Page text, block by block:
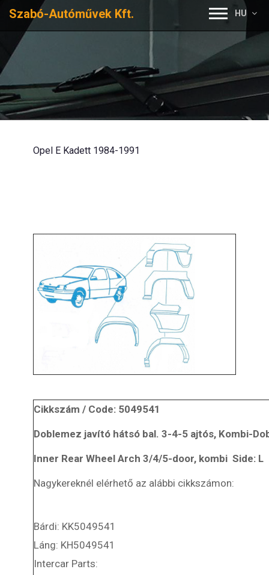
Szabó-Autóművek Kft. HU
Opel E Kadett 1984-1991
Cikkszám / Code: 5049541
Doblemez javító hátsó bal. 3-4-5 ajtós, Kombi-
Inner Rear Wheel Arch 3/4/5-door, kombi Side: L
Nagykereknél elérhető az alábbi cikkszámon:
Bárdi: KK5049541
Láng: KH5049541
Intercar Parts: